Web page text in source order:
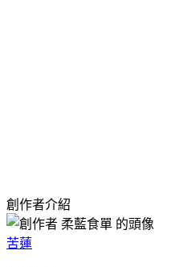
創作者介紹
苦蓮